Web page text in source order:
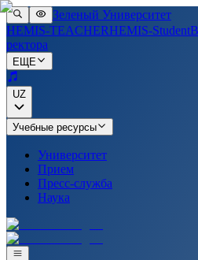
Зеленый Университет
HEMIS-TEACHERHEMIS-Student
ректора
ЕЩЕ
UZ
Учебные ресурсы
Университет
Прием
Пресс-служба
Наука